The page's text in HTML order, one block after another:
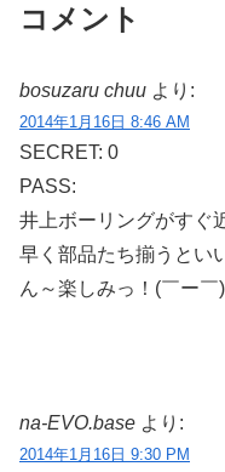
コメント
bosuzaru chuu より:
2014年1月16日 8:46 AM
SECRET: 0
PASS:
井上ボーリングがすぐ
早く部品たち揃うとい
ん～楽しみっ！(￣ー￣)
na-EVO.base より:
2014年1月16日 9:30 PM